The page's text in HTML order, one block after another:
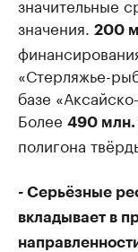
значения.
200
«Стерляжье-
базе
Более 490 млн.
полигона
- Серьёзные
вкладывает в